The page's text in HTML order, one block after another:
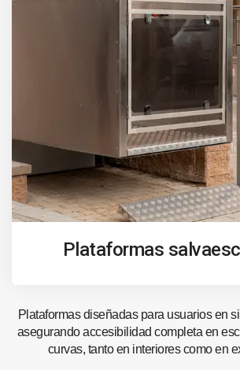
Plataformas
Plataformas diseñadas para usuarios en
asegurando accesibilidad completa en
curvas, tanto en interiores como en